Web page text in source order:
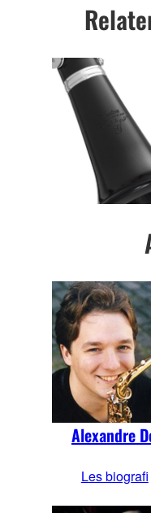
Alexandre
Les biografi